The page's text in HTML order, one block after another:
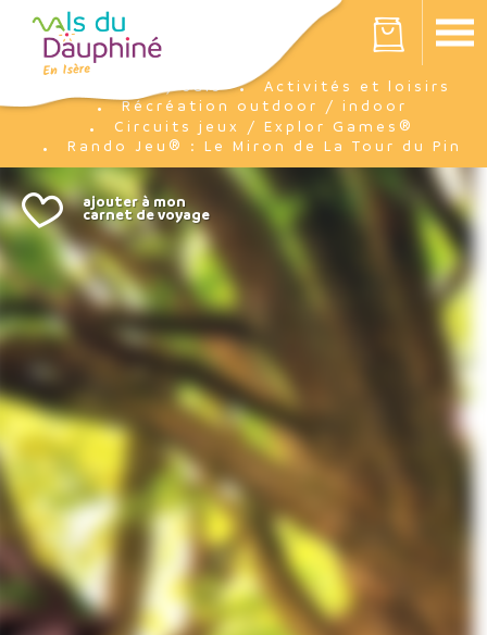
Votre panier est vide
J'y suis
Activités et loisirs
Récréation outdoor / indoor
Circuits jeux / Explor Games®
Rando Jeu® : Le Miron de La Tour du Pin
Panneau de gestion des cookies